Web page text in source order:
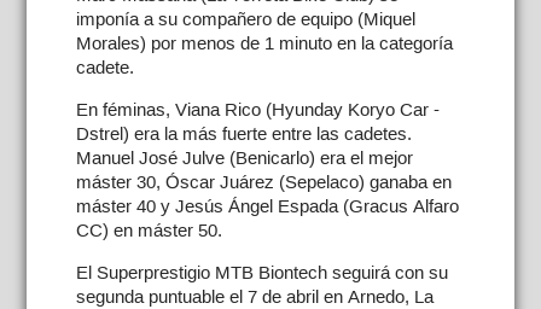
imponía a su compañero de equipo (Miquel
Morales) por menos de 1 minuto en la categoría
cadete.
En féminas, Viana Rico (Hyunday Koryo Car -
Dstrel) era la más fuerte entre las cadetes.
Manuel José Julve (Benicarlo) era el mejor
máster 30, Óscar Juárez (Sepelaco) ganaba en
máster 40 y Jesús Ángel Espada (Gracus Alfaro
CC) en máster 50.
El Superprestigio MTB Biontech seguirá con su
segunda puntuable el 7 de abril en Arnedo, La